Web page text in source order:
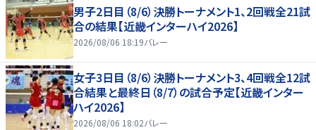
男子2日目（8/6）決勝トーナメント1、2回戦全21試
合の結果【近畿インターハイ2026】
2026/08/06 18:19バレー
女子3日目（8/6）決勝トーナメント3、4回戦全12試
合結果と最終日（8/7）の試合予定【近畿インター
ハイ2026】
2026/08/06 18:02バレー